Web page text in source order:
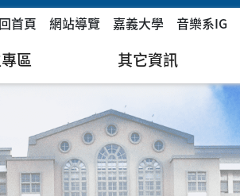
回首頁 網站導覽 嘉義大學 音樂系IG
區 其它資訊